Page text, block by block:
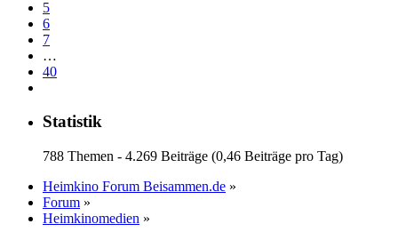
5
6
7
…
40
Statistik
788 Themen - 4.269 Beiträge (0,46 Beiträge pro Tag)
Heimkino Forum Beisammen.de »
Forum »
Heimkinomedien »